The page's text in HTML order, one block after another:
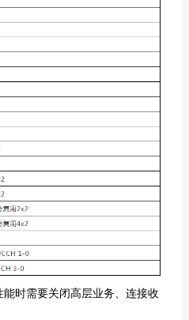
能时需要关闭高层业务、连接收